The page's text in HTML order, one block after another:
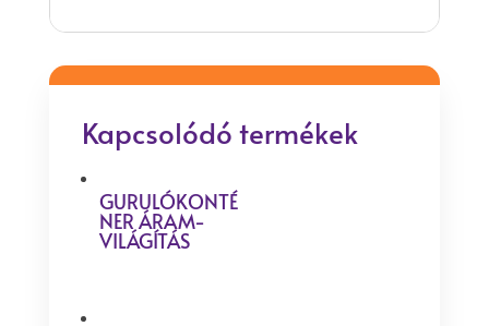
Kapcsolódó termékek
GURULÓKONTÉ
NER ÁRAM-
VILÁGÍTÁS